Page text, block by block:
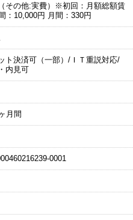
その他:実費）※初回：月額総額賃
：10,000円 月間：330円
ト決済可（一部）/ＩＴ重説対応/
内見可
月間
0001